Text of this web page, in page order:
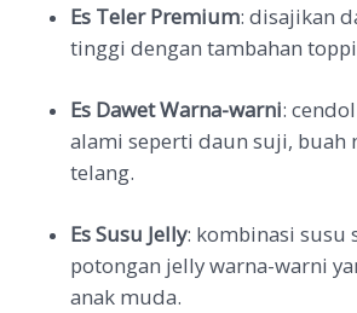
Es Teler Premium: disajikan
tinggi dengan tambahan
Es Dawet Warna-warni:
alami seperti daun suji, buah
telang.
Es Susu Jelly: kombinasi susu
potongan jelly warna-warni
anak muda.